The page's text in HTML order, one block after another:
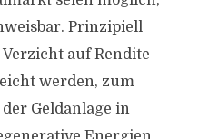
Prinzipiell
auf Rendite
werden, zum
Geldanlage in